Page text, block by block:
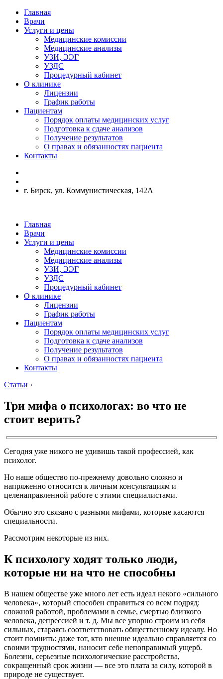
Главная
Врачи
Услуги и цены
Медицинские комиссии
Медицинские анализы
УЗИ, ЭЭГ
УЗДС
Процедурный кабинет
О клинике
Лицензии
График работы
Пациентам
Порядок оплаты медицинских услуг
Подготовка к сдаче анализов
Получение результатов
О правах и обязанностях пациента
Контакты
г. Бирск, ул. Коммунистическая, 142А
Главная
Врачи
Услуги и цены
Медицинские комиссии
Медицинские анализы
УЗИ, ЭЭГ
УЗДС
Процедурный кабинет
О клинике
Лицензии
График работы
Пациентам
Порядок оплаты медицинских услуг
Подготовка к сдаче анализов
Получение результатов
О правах и обязанностях пациента
Контакты
Статьи ›
Три мифа о психологах: во что не
стоит верить?
Сегодня уже никого не удивишь такой профессией, как
психолог.
Но наше общество по-прежнему довольно сложно и
напряженно относится к личным консультациям и
целенаправленной работе с этими специалистами.
Обычно это связано с разными мифами, которые касаются
специальности.
Рассмотрим некоторые из них.
К психологу ходят только люди,
которые ни на что не способны
В нашем обществе уже много лет есть идеал некого «сильного
человека», который способен справиться со всем подряд:
сложной работой, проблемами в семье, смертью близкого
человека, депрессией и т. д. Мы все упорно строим из себя
сильных, стараясь соответствовать общественному идеалу. Но
стоит помнить: даже тот, кто внешне идеально справляется со
своими трудностями, наносит себе непоправимый ущерб.
Болезни, серьезные психологические расстройства,
сокращенный срок жизни — все это плата за силу, которой в
природе не существует.